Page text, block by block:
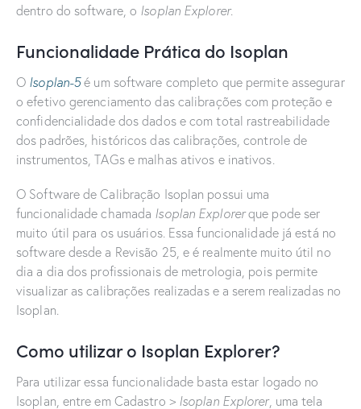
dentro do software, o Isoplan Explorer.
Funcionalidade Prática do Isoplan
O Isoplan-5é um software completo que permite assegurar
o efetivo gerenciamento das calibrações com proteção e
confidencialidade dos dados e com total rastreabilidade
dos padrões, históricos das calibrações, controle de
instrumentos, TAGs e malhas ativos e inativos.
O Software de Calibração Isoplan possui uma
funcionalidade chamada Isoplan Explorerque pode ser
muito útil para os usuários. Essa funcionalidade já está no
software desde a Revisão 25, e é realmente muito útil no
dia a dia dos profissionais de metrologia, pois permite
visualizar as calibrações realizadas e a serem realizadas no
Isoplan.
Como utilizar o Isoplan Explorer?
Para utilizar essa funcionalidade basta estar logado no
Isoplan, entre em Cadastro > Isoplan Explorer, uma tela